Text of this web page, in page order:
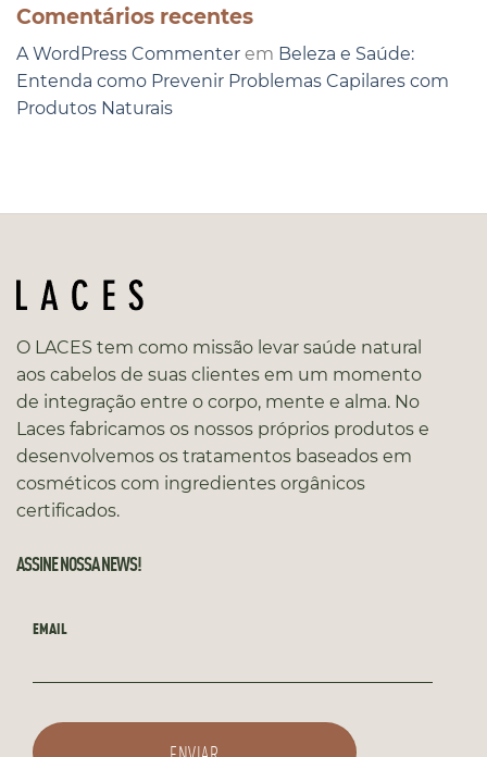
Comentários recentes
A WordPress Commenter em Beleza e Saúde:
Entenda como Prevenir Problemas Capilares com
Produtos Naturais
O LACES tem como missão levar saúde natural
aos cabelos de suas clientes em um momento
de integração entre o corpo, mente e alma. No
Laces fabricamos os nossos próprios produtos e
desenvolvemos os tratamentos baseados em
cosméticos com ingredientes orgânicos
certificados.
ASSINE NOSSA NEWS!
EMAIL